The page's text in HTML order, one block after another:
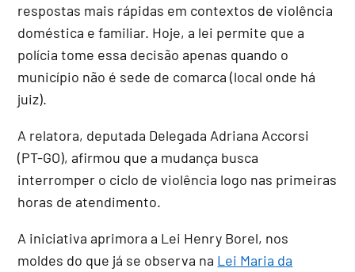
respostas mais rápidas em contextos de violência
doméstica e familiar. Hoje, a lei permite que a
polícia tome essa decisão apenas quando o
município não é sede de comarca (local onde há
juiz).
A relatora, deputada Delegada Adriana Accorsi
(PT-GO), afirmou que a mudança busca
interromper o ciclo de violência logo nas primeiras
horas de atendimento.
A iniciativa aprimora a Lei Henry Borel, nos
moldes do que já se observa na Lei Maria da